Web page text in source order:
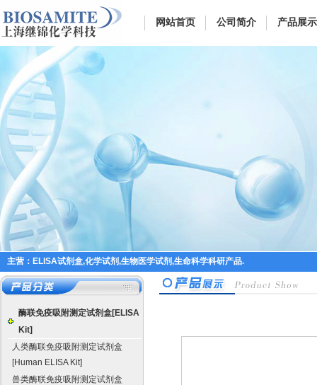
网站首页 公司简介 产品展示
主营：ELISA试剂盒,化学试剂,生物医学试剂,生命科学科研产品.
酶联免疫吸附测定试剂盒[ELISA
Kit]
人类酶联免疫吸附测定试剂盒
[Human ELISA Kit]
兽类酶联免疫吸附测定试剂盒